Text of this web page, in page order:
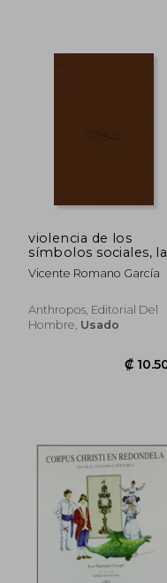
violencia de los
símbolos sociales, la
Vicente Romano García
Anthropos, Editorial Del
Hombre, Usado